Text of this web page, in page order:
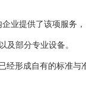
业提供了该项服务，
及部分专业设备。
经形成自有的标准与